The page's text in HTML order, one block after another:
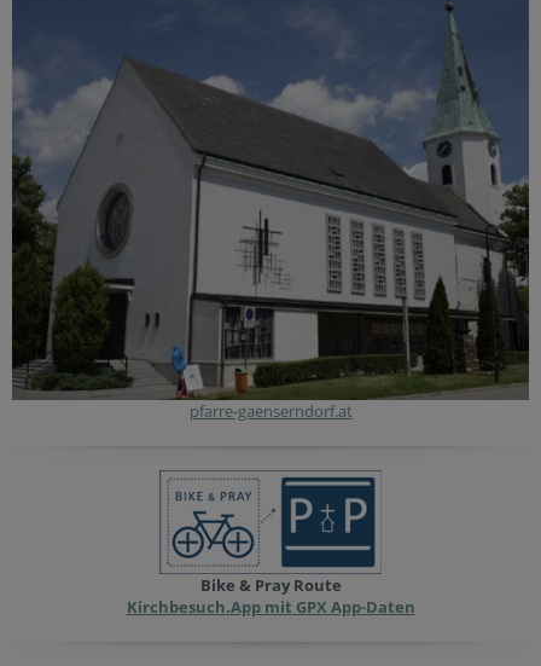
pfarre-gaenserndorf.at
Bike & Pray Route
Kirchbesuch.App mit GPX App-Daten